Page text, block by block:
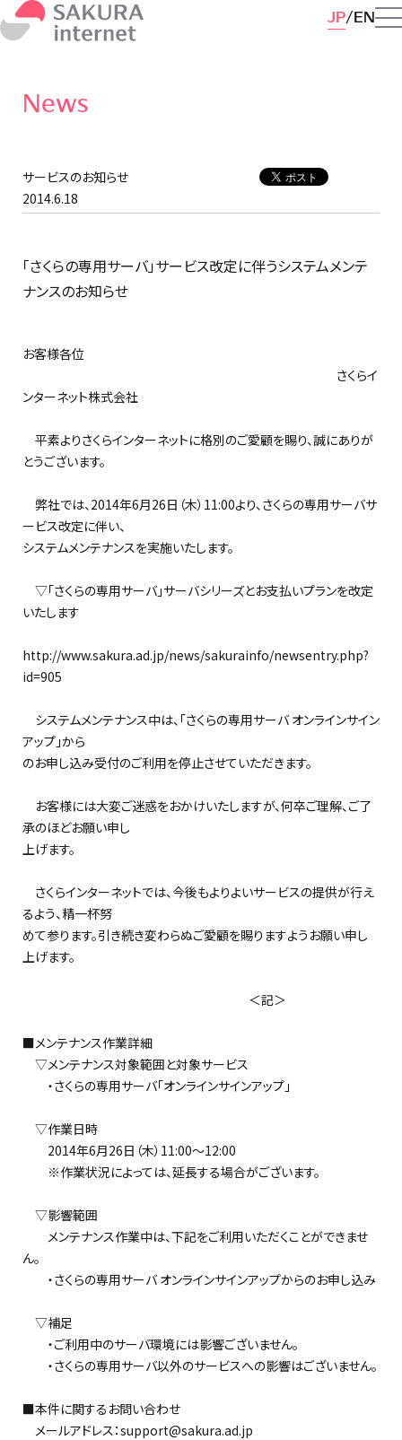
JP EN
News
サービスのお知らせ
2014.6.18
「さくらの専用サーバ」サービス改定に伴うシステムメンテ
ナンスのお知らせ
お客様各位
さくらイ
ンターネット株式会社
平素よりさくらインターネットに格別のご愛顧を賜り、誠にありが
とうございます。
弊社では、2014年6月26日（木）11:00より、さくらの専用サーバサ
ービス改定に伴い、
システムメンテナンスを実施いたします。
▽「さくらの専用サーバ」サーバシリーズとお支払いプランを改定
いたします
http://www.sakura.ad.jp/news/sakurainfo/newsentry.php?
id=905
システムメンテナンス中は、「さくらの専用サーバ オンラインサイン
アップ」から
のお申し込み受付のご利用を停止させていただきます。
お客様には大変ご迷惑をおかけいたしますが、何卒ご理解、ご了
承のほどお願い申し
上げます。
さくらインターネットでは、今後もよりよいサービスの提供が行え
るよう、精一杯努
めて参ります。引き続き変わらぬご愛顧を賜りますようお願い申し
上げます。
＜記＞
■メンテナンス作業詳細
▽メンテナンス対象範囲と対象サービス
・さくらの専用サーバ「オンラインサインアップ」
▽作業日時
2014年6月26日（木）11:00～12:00
※作業状況によっては、延長する場合がございます。
▽影響範囲
メンテナンス作業中は、下記をご利用いただくことができませ
ん。
・さくらの専用サーバ オンラインサインアップからのお申し込み
▽補足
・ご利用中のサーバ環境には影響ございません。
・さくらの専用サーバ以外のサービスへの影響はございません。
■本件に関するお問い合わせ
メールアドレス：support@sakura.ad.jp